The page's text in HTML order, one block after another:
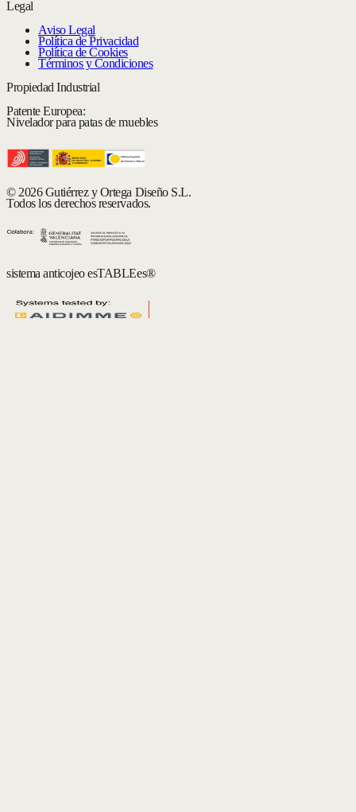
Legal
Aviso Legal
Política de Privacidad
Política de Cookies
Términos y Condiciones
Propiedad Industrial
Patente Europea:
Nivelador para patas de muebles
© 2026 Gutiérrez y Ortega Diseño S.L.
Todos los derechos reservados.
sistema anticojeo esTABLEes®